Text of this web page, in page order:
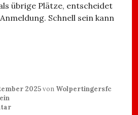
übrige Plätze, entscheidet
Schnell sein kann
2025von Wolpertingersfc